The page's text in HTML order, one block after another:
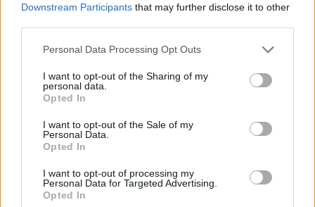
Downstream Participants that may further disclose it to other
Personal Data Processing Opt Outs
I want to opt-out of the Sharing of my
personal data.
Opted In
I want to opt-out of the Sale of my
Personal Data.
Opted In
I want to opt-out of processing my
Personal Data for Targeted Advertising.
Opted In